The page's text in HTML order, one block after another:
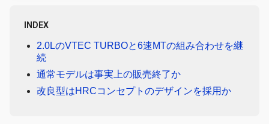
INDEX
2.0LのVTEC TURBOと6速MTの組み合わせを継
続
通常モデルは事実上の販売終了か
改良型はHRCコンセプトのデザインを採用か